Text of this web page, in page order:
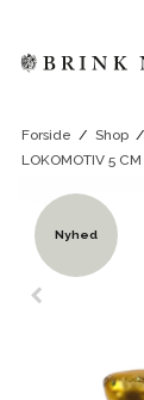
Forside / Shop /
LOKOMOTIV 5
Nyhed